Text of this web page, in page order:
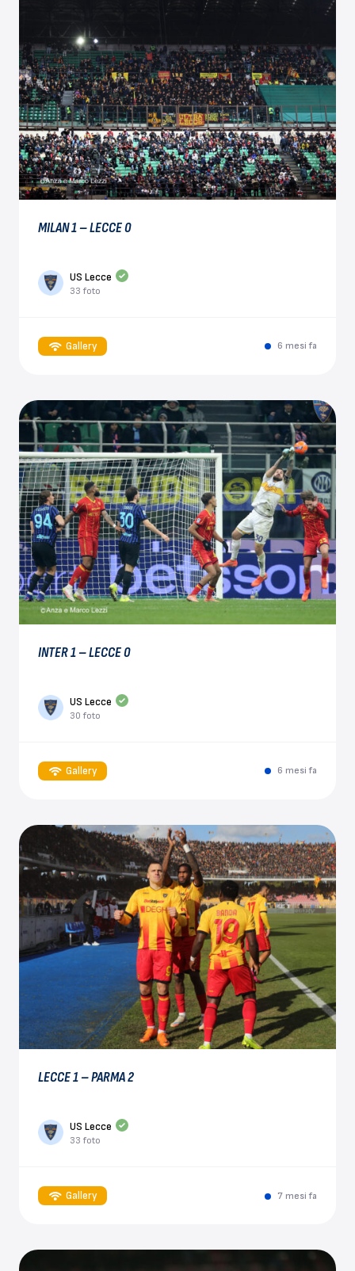
MILAN 1 – LECCE 0
US Lecce
33 foto
Gallery 6 mesi fa
INTER 1 – LECCE 0
US Lecce
30 foto
Gallery 6 mesi fa
LECCE 1 – PARMA 2
US Lecce
33 foto
Gallery 7 mesi fa